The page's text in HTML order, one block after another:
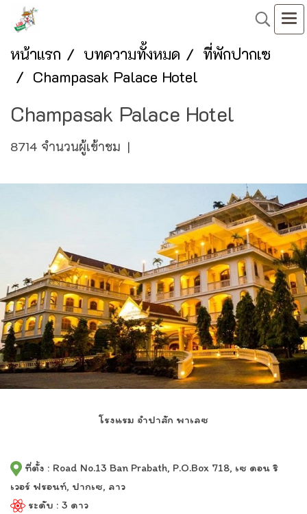
หน้าแรก บทความทั้งหมด
ที่พักปากเซ
Champasak Palace Hotel
Champasak Palace Hotel
8714 จำนวนผู้เข้าชม |
โรงแรม จำปาสัก พาเลซ
ที่ตั้ง : Road No.13 Ban Prabath, P.O.Box 718, เซ ดอน ริ
เวอร์ ฟรอนท์, ปากเซ, ลาว
ระดับ : 3 ดาว